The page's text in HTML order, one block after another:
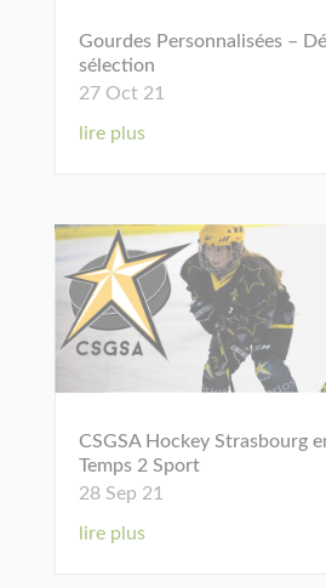
Gourdes Personnalisées –
sélection
27 Oct 21
lire plus
CSGSA Hockey Strasbourg
Temps 2 Sport
28 Sep 21
lire plus